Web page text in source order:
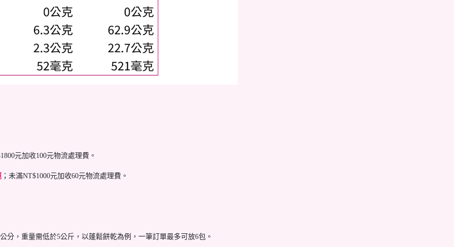
元加收100元物流處理費。
；未滿NT$1000元加收60元物流處理費。
，重量需低於5公斤，以蓬鬆餅乾為例，一筆訂單最多可放6包。